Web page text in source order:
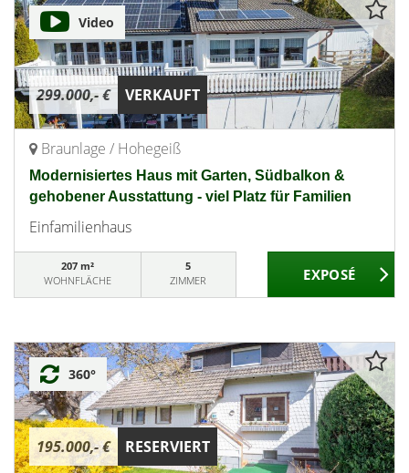
299.000,- € VERKAUFT
Video
Braunlage / Hohegeiß
Modernisiertes Haus mit Garten, Südbalkon &
gehobener Ausstattung - viel Platz für Familien
Einfamilienhaus
207 m²
WOHNFLÄCHE
5
ZIMMER
195.000,- € RESERVIERT
360°